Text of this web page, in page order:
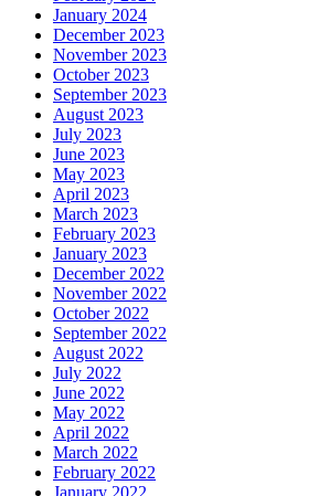
January 2024
December 2023
November 2023
October 2023
September 2023
August 2023
July 2023
June 2023
May 2023
April 2023
March 2023
February 2023
January 2023
December 2022
November 2022
October 2022
September 2022
August 2022
July 2022
June 2022
May 2022
April 2022
March 2022
February 2022
January 2022